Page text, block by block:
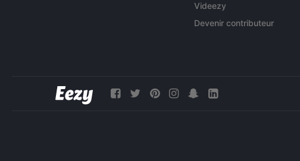
Videezy
Devenir contributeur